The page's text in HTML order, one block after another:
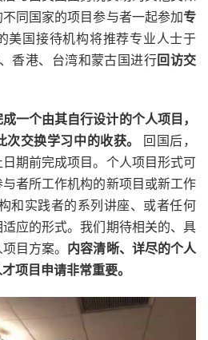
同国家的项目参与者一起参加专
美国接待机构将推荐专业人士于
香港、台湾和蒙古国进行回访交
一个由其自行设计的个人项目，
交换学习中的收获。 回国后，
期前完成项目。个人项目形式可
者所工作机构的新项目或新工作
和实践者的系列讲座、或者任何
应的形式。我们期待相关的、具
目方案。 内容清晰、详尽的个人
项目申请非常重要。